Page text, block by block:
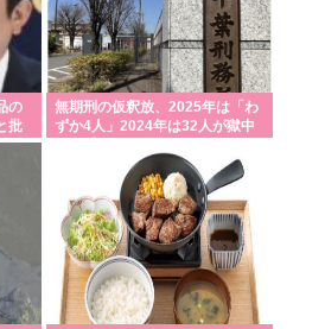
で使えるテント👉1個2万円。
りかかっていったんだろ…
成田は日本の下町が開発したゴ
える技術と核融合発電を使うの
値があり利益が出る
互RSS
の
批
無期刑の仮釈放、2025年は「わ
ずか4人」2024年は32人が獄中